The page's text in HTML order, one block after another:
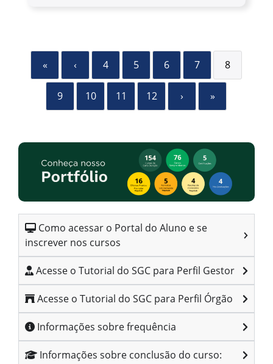
« ‹ 4 5 6 7 8
9 10 11 12 › »
Como acessar o Portal do Aluno e se
inscrever nos cursos
Acesse o Tutorial do SGC para Perfil Gestor
Acesse o Tutorial do SGC para Perfil Órgão
Informações sobre frequência
Informações sobre conclusão do curso: